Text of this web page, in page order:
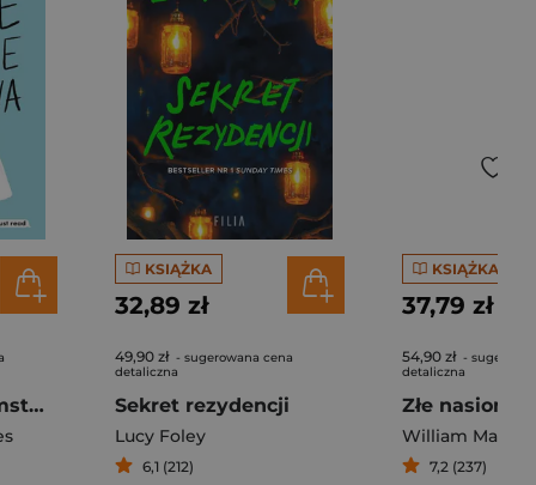
Małe wielkie kłamstwa
KSIĄŻKA
32,89 zł
49,90 zł - sugerowana cena
detaliczna
Sekret rezydencji
Lucy Foley
6,1 (212)
KSIĄŻKA
37,79 zł
54,90 zł -
detaliczna
Złe nasiono
William March
7,2 (237)